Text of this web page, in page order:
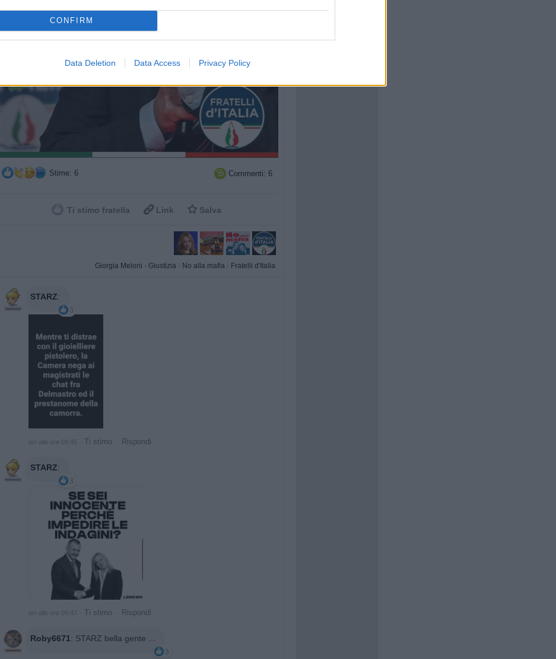
CONFIRM
Data Deletion Data Access Privacy Policy
Stime: 6  Commenti: 6
Ti stimo fratella  Link  Salva
Giorgia Meloni · Giustizia · No alla mafia · Fratelli d'Italia
STARZ:
3
ieri alle ore 09:45 Ti stimo Rispondi
STARZ:
3
ieri alle ore 09:47 Ti stimo Rispondi
Roby6671: STARZ bella gente ...
3